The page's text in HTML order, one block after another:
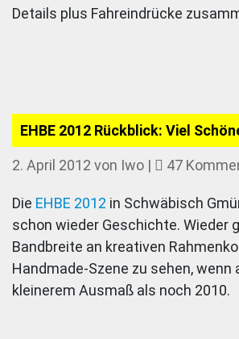
Details plus Fahreindrücke
EHBE 2012 Rückblick: Viel
2. April 2012 von Iwo | 47
Die EHBE 2012 in Schwäbisch
schon wieder Geschichte. Wieder
Bandbreite an kreativen
Handmade-Szene zu sehen, wenn
kleinerem Ausmaß als noch 2010.